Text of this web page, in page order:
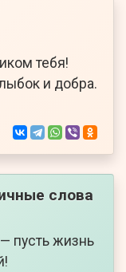
тебя!
и добра.
слова
пусть жизнь